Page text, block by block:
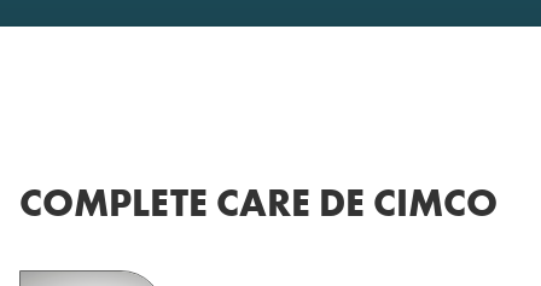
COMPLETE CARE DE CIMCO